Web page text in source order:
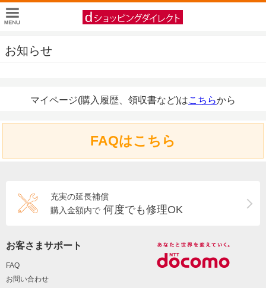
お知らせ
マイページ(購入履歴、領収書など)はこちらから
FAQはこちら
充実の延長補償
購入金額内で 何度でも修理OK
お客さまサポート
FAQ
お問い合わせ